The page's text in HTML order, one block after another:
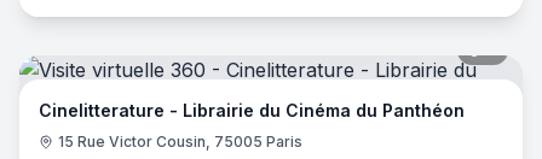
Cinelitterature - Librairie du Cinéma du Panthéon
15 Rue Victor Cousin, 75005 Paris